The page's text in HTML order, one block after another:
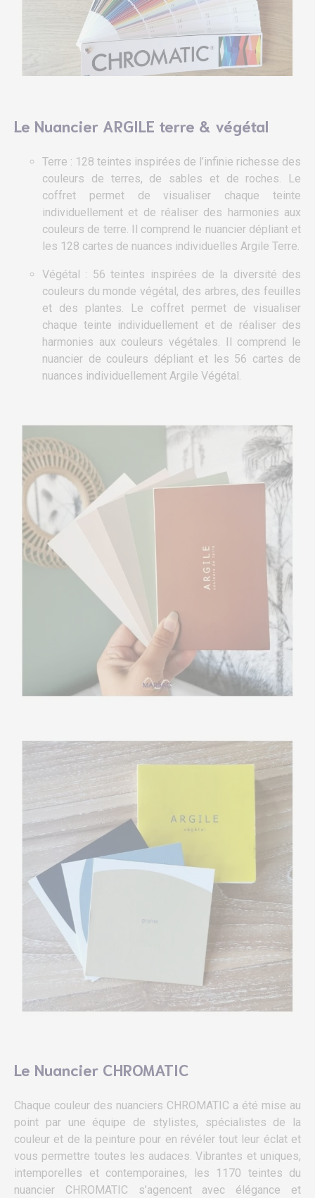
Le Nuancier ARGILE terre & végétal
Terre : 128 teintes inspirées de l’infinie richesse des
couleurs de terres, de sables et de roches. Le
coffret permet de visualiser chaque teinte
individuellement et de réaliser des harmonies aux
couleurs de terre. Il comprend le nuancier dépliant et
les 128 cartes de nuances individuelles Argile Terre.
Végétal : 56 teintes inspirées de la diversité des
couleurs du monde végétal, des arbres, des feuilles
et des plantes. Le coffret permet de visualiser
chaque teinte individuellement et de réaliser des
harmonies aux couleurs végétales. Il comprend le
nuancier de couleurs dépliant et les 56 cartes de
nuances individuellement Argile Végétal.
Le Nuancier CHROMATIC
Chaque couleur des nuanciers CHROMATIC a été mise au
point par une équipe de stylistes, spécialistes de la
couleur et de la peinture pour en révéler tout leur éclat et
vous permettre toutes les audaces. Vibrantes et uniques,
intemporelles et contemporaines, les 1170 teintes du
nuancier CHROMATIC s’agencent avec élégance et